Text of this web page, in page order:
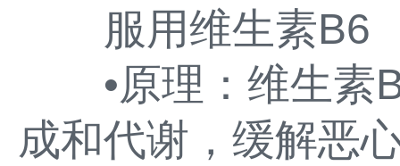
服用维生素B6
•原理：维生素
成和代谢，缓解恶